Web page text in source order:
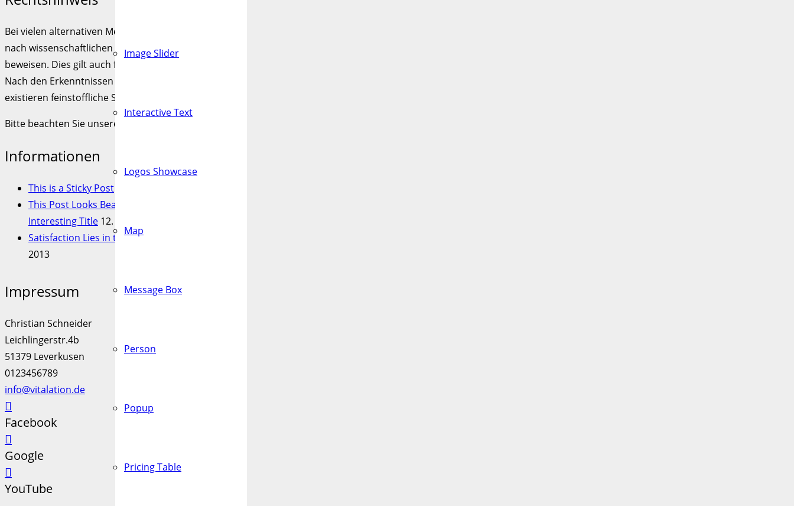
Image Slider
Interactive Text
Logos Showcase
Map
Message Box
Person
Popup
Pricing Table
Bei vielen alternativen Methoden ist die Wirksamkeit
nach wissenschaftlichen Kriterien bis heute nicht zu
beweisen. Dies gilt auch für alle Tachyon Produkte.
Nach den Erkenntnissen der Schulwissenschaft
existieren feinstoffliche Schwingungen nicht.
Bitte beachten Sie unseren
Informationen
This is a Sticky Post
This Post Looks Beautiful even with Long
Interesting Title 12. Dezember 2013
Satisfaction Lies in the Effort
2013
Impressum
Christian Schneider
Leichlingerstr.4b
51379 Leverkusen
0123456789
info@vitalation.de
Facebook
Google
YouTube